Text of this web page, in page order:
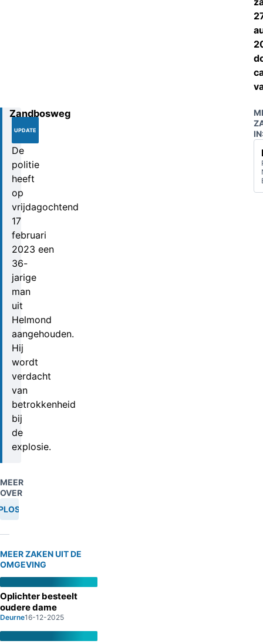
UPDATE
De
politie
heeft
op
vrijdagochtend
17
februari
2023 een
36-
jarige
man
uit
Helmond
aangehouden.
Hij
wordt
verdacht
van
betrokkenheid
bij
de
explosie.
Zandbosweg
MEER
OVER
MEER ZAKEN UIT DE
OMGEVING
Oplichter besteelt
oudere dame
Deurne16-12-2025